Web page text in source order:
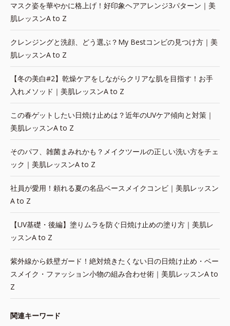
マスク姿を華やかに格上げ！好印象ヘアアレンジ3パターン｜美
肌レッスンA to Z
クレンジングと洗顔、どう選ぶ？My Bestコンビの見つけ方｜美
肌レッスンA to Z
【冬の美白#2】乾燥ケアをしながらクリアな肌を目指す！お手
入れメソッド｜美肌レッスンA to Z
この春ゲットしたい日焼け止めは？近年のUVケア傾向と対策｜
美肌レッスンA to Z
そのパフ、雑菌まみれかも？メイクツールの正しい洗い方をチェ
ック｜美肌レッスンA to Z
社員が愛用！頼れる夏の名品ベースメイクコンビ｜美肌レッスン
A to Z
【UV基礎・後編】塗りムラを防ぐ日焼け止めの塗り方｜美肌レ
ッスンA to Z
紫外線から鉄壁ガード！絶対焼きたくない日の日焼け止め・ベー
スメイク・ファッション小物の組み合わせ術｜美肌レッスンA to
Z
関連キーワード